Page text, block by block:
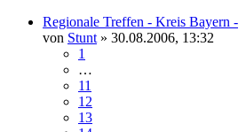
Regionale Treffen - Kreis Bayern -
von Stunt » 30.08.2006, 13:32
1
…
11
12
13